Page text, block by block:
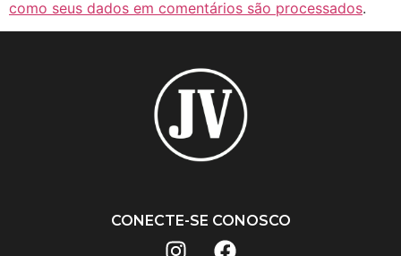
como seus dados em comentários são processados.
CONECTE-SE CONOSCO